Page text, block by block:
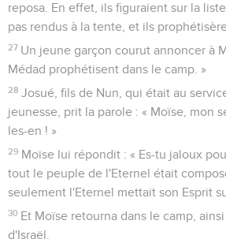
reposa. En effet, ils figuraient sur la
pas rendus à la tente, et ils
27 Un jeune garçon courut annoncer à
Médad prophétisent dans le camp. »
28 Josué, fils de Nun, qui était au
jeunesse, prit la parole : « Moïse, mon
les-en ! »
29 Moïse lui répondit : « Es-tu jaloux
tout le peuple de l'Eternel était
seulement l'Eternel mettait son Esprit
30 Et Moïse retourna dans le camp,
d'Israël.